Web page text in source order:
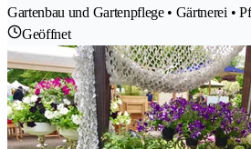
Gartenbau und Gartenpflege • Gärtnerei •
Geöffnet